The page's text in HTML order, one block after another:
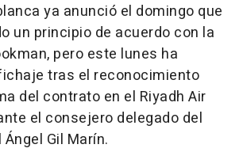
ya anunció el domingo que
un principio de acuerdo con la
pero este lunes ha
tras el reconocimiento
del contrato en el Riyadh Air
el consejero delegado del
Gil Marín.